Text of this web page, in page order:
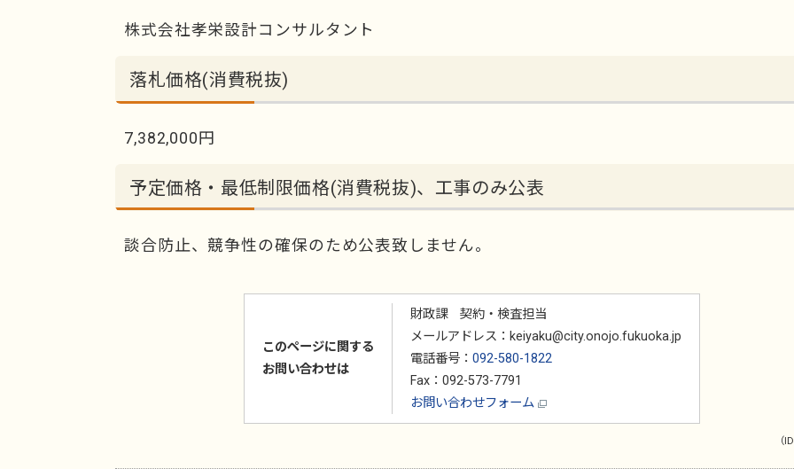
株式会社孝栄設計コンサルタント
落札価格(消費税抜)
7,382,000円
予定価格・最低制限価格(消費税抜)、工事のみ公表
談合防止、競争性の確保のため公表致しません。
このページに関する
お問い合わせは
財政課 契約・検査担当
メールアドレス：keiyaku@city.onojo.fukuoka.jp
電話番号： 092-580-1822
Fax：092-573-7791
お問い合わせフォーム
（